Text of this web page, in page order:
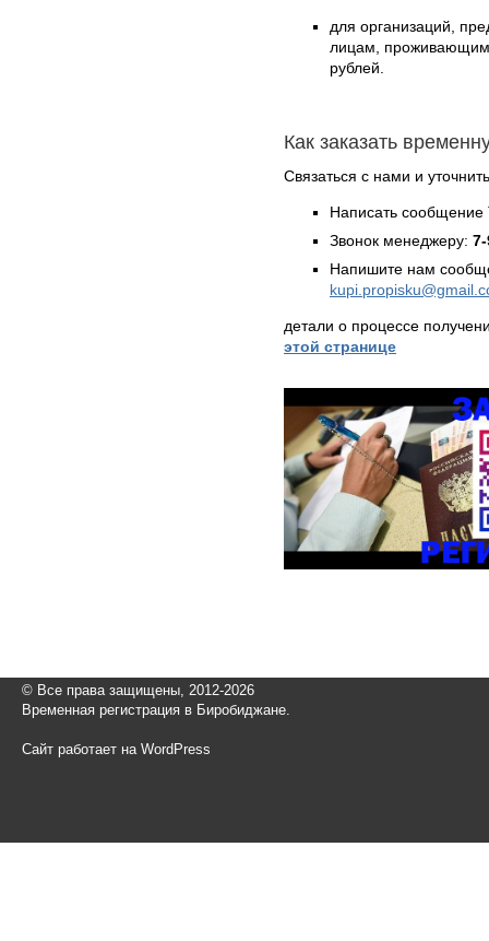
для организаций,
лицам, проживающим
рублей.
Как заказать
Связаться с нами и
Написать
Звонок менеджеру:
Напишите нам
детали о процессе
этой странице
© Все права защищены, 2012-2026
Временная регистрация в Биробиджане.
Сайт работает на WordPress